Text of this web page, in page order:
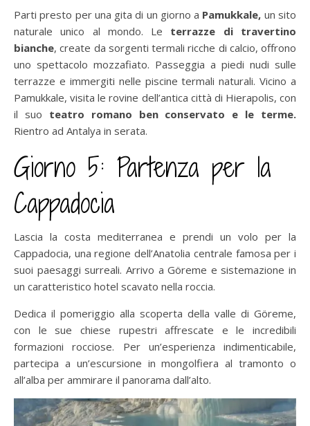
Parti presto per una gita di un giorno a Pamukkale, un sito
naturale unico al mondo. Le terrazze di travertino
bianche, create da sorgenti termali ricche di calcio, offrono
uno spettacolo mozzafiato. Passeggia a piedi nudi sulle
terrazze e immergiti nelle piscine termali naturali. Vicino a
Pamukkale, visita le rovine dell’antica città di Hierapolis, con
il suo teatro romano ben conservato e le terme.
Rientro ad Antalya in serata.
Giorno 5: Partenza per la
Cappadocia
Lascia la costa mediterranea e prendi un volo per la
Cappadocia, una regione dell’Anatolia centrale famosa per i
suoi paesaggi surreali. Arrivo a Göreme e sistemazione in
un caratteristico hotel scavato nella roccia.
Dedica il pomeriggio alla scoperta della valle di Göreme,
con le sue chiese rupestri affrescate e le incredibili
formazioni rocciose. Per un’esperienza indimenticabile,
partecipa a un’escursione in mongolfiera al tramonto o
all’alba per ammirare il panorama dall’alto.